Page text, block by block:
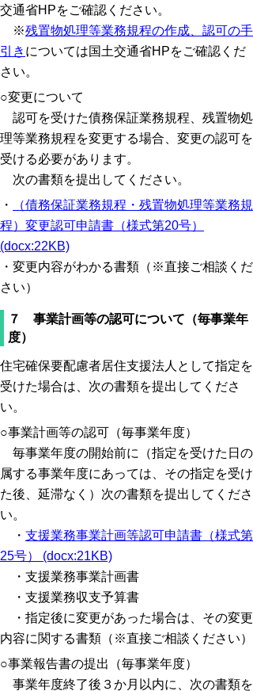
交通省HPをご確認ください。
※残置物処理等業務規程の作成、認可の手
引き については国土交通省HPをご確認くだ
さい。
○変更について
認可を受けた債務保証業務規程、残置物処
理等業務規程を変更する場合、変更の認可を
受ける必要があります。
次の書類を提出してください。
・
（債務保証業務規程・残置物処理等業務規
程）変更認可申請書（様式第20号）
(docx:22KB)
・変更内容がわかる書類（※直接ご相談くだ
さい）
７ 事業計画等の認可について（毎事業年
度）
住宅確保要配慮者居住支援法人として指定を
受けた場合は、次の書類を提出してくださ
い。
○事業計画等の認可（毎事業年度）
毎事業年度の開始前に（指定を受けた日の
属する事業年度にあっては、その指定を受け
た後、延滞なく）次の書類を提出してくださ
い。
・ 支援業務事業計画等認可申請書（様式第
25号） (docx:21KB)
・支援業務事業計画書
・支援業務収支予算書
・指定後に変更があった場合は、その変更
内容に関する書類（※直接ご相談ください）
○事業報告書の提出（毎事業年度）
事業年度終了後３か月以内に、次の書類を